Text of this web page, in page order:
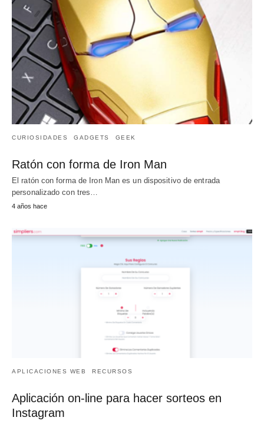
CURIOSIDADES GADGETS GEEK
Ratón con forma de Iron Man
El ratón con forma de Iron Man es un dispositivo de entrada
personalizado con tres…
4 años hace
APLICACIONES WEB RECURSOS
Aplicación on-line para hacer sorteos en
Instagram